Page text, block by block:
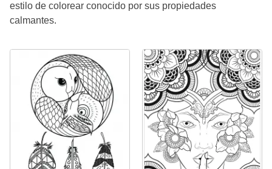
estilo de colorear conocido por sus propiedades
calmantes.